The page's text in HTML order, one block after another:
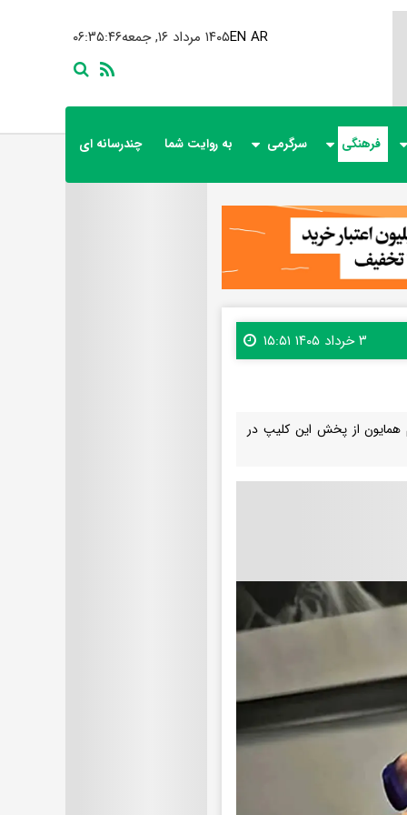
۰۶:۳۵:۴۸ ۱۴۰۵ مرداد ۱۶, جمعهEN AR
فرهنگی سرگرمی به روایت شما چندرسانه ای
۳ خرداد ۱۴۰۵ ۱۵:۵۱
همایون از پخش این کلیپ در